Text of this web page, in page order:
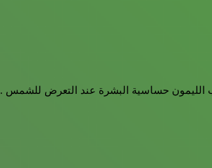
الليمون حساسية البشرة عند التعرض للشمس .